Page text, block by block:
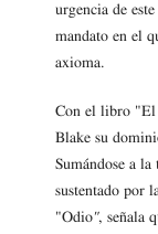
urgencia de
mandato en el
axioma.
Con el libro "El
Blake su
Sumándose a
sustentado por
"Odio", señala